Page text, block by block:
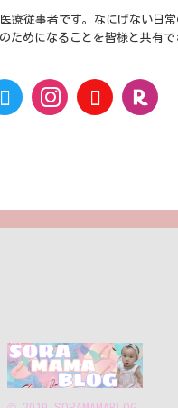
療従事者です。なにげない日
のためになることを皆様と共有